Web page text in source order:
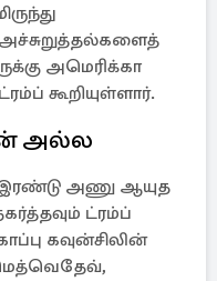
அச்சுறுத்தல்களைத்
அமெரிக்கா
கூறியுள்ளார்.
அல்ல
இரண்டு அணு ஆயுத
ட்ரம்ப்
கவுன்சிலின்